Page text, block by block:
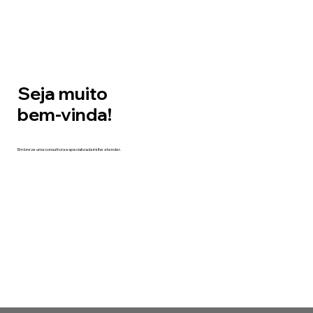
Seja muito
bem-vinda!
Em breve uma consultora especializada irá lhe atender.